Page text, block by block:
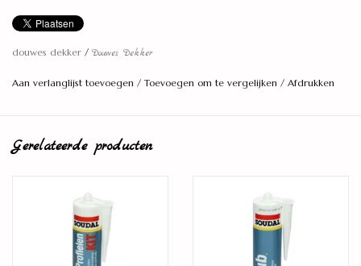
PEFC/FSC certificatie
PEFC 70%
2,673 M2
Kant-en-klaar
douwes dekker / Douwes Dekker
Aan verlanglijst toevoegen /Toevoegen om te vergelijken / Afdrukken
Gerelateerde producten